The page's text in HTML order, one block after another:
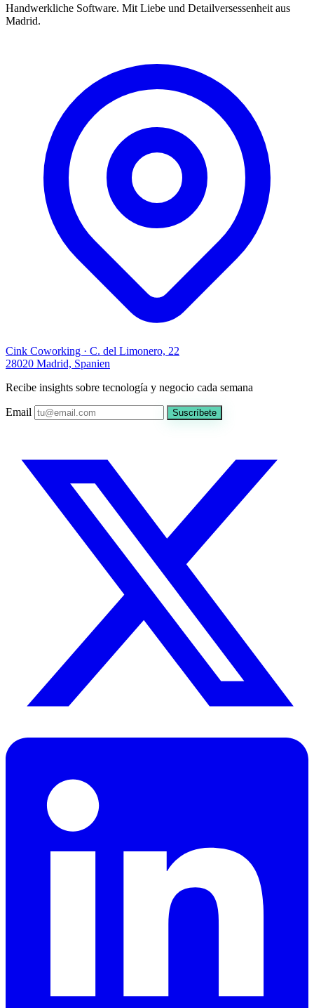
Handwerkliche Software. Mit Liebe und Detailversessenheit aus
Madrid.
Cink Coworking · C. del Limonero, 22
28020 Madrid, Spanien
Recibe insights sobre tecnología y negocio cada semana
Email Suscríbete